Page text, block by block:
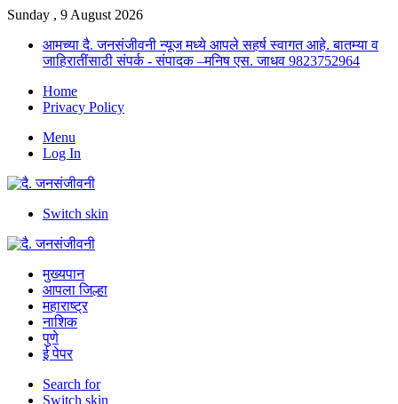
Sunday , 9 August 2026
आमच्या दै. जनसंजीवनी न्यूज मध्ये आपले सहर्ष स्वागत आहे. बातम्या व
जाहिरातींसाठी संपर्क - संपादक –मनिष एस. जाधव 9823752964
Home
Privacy Policy
Menu
Log In
Switch skin
मुख्यपान
आपला जिल्हा
महाराष्ट्र
नाशिक
पुणे
ई पेपर
Search for
Switch skin